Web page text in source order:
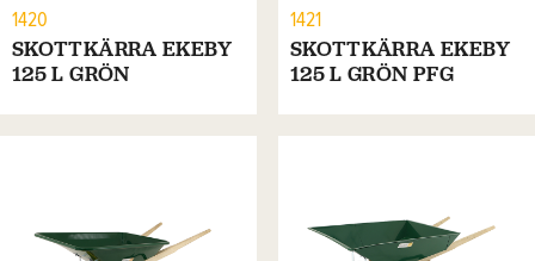
1420
SKOTTKÄRRA EKEBY
125 L GRÖN
1421
SKOTTKÄRRA EKEBY
125 L GRÖN PFG